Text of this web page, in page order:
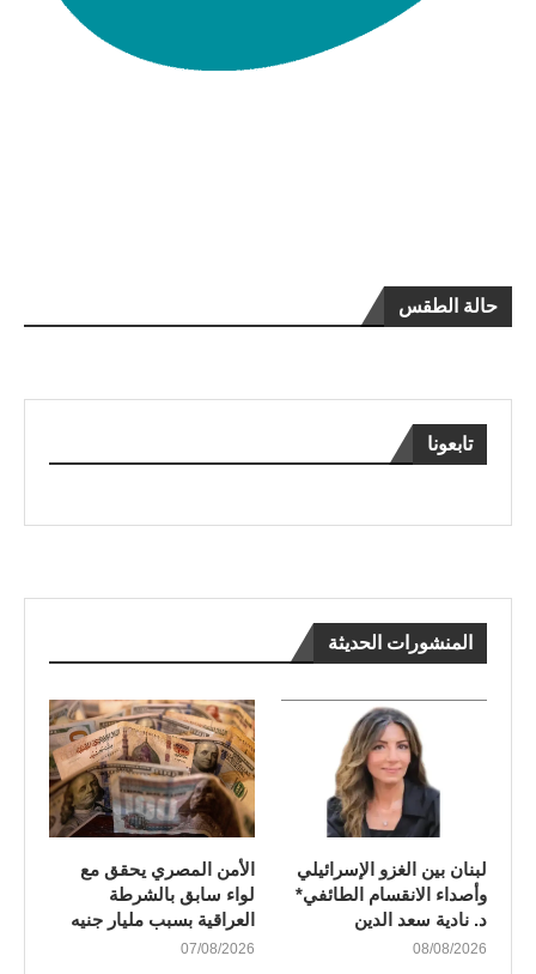
حالة الطقس
تابعونا
المنشورات الحديثة
لبنان بين الغزو الإسرائيلي
وأصداء الانقسام الطائفي*
د. نادية سعد الدين
08/08/2026
الأمن المصري يحقق مع
لواء سابق بالشرطة
العراقية بسبب مليار جنيه
07/08/2026